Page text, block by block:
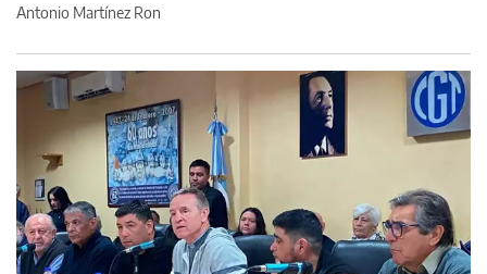
Antonio Martínez Ron